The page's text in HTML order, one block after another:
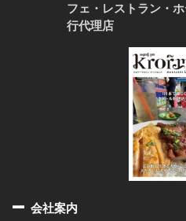
フェ・レストラン・
行代理店
会社案内